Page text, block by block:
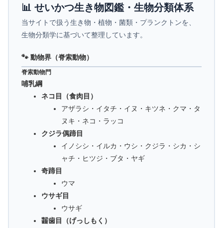
📊 せいかつ生き物図鑑・生物分類体系
当サイトで扱う生き物・植物・菌類・プランクトンを、
生物分類学に基づいて整理しています。
🐾 動物界（脊索動物）
脊索動物門
哺乳綱
ネコ目（食肉目）
アザラシ・イタチ・イヌ・キツネ・クマ・タ
ヌキ・ネコ・ラッコ
クジラ偶蹄目
イノシシ・イルカ・ウシ・クジラ・シカ・シ
ャチ・ヒツジ・ブタ・ヤギ
奇蹄目
ウマ
ウサギ目
ウサギ
齧歯目（げっしもく）